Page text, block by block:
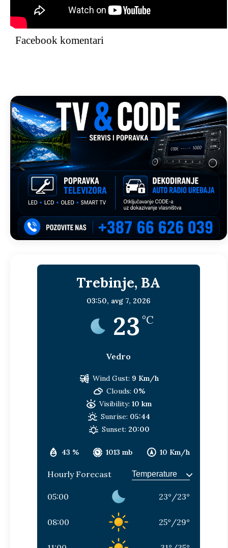
Facebook komentari
Trebinje, BA
03:50, avg 7, 2026
23 °C
Vedro
43 % 1013 mb 10 Km/h
Wind Gust: 9 Km/h
Clouds: 0%
Visibility: 10 km
Sunrise: 05:44
Sunset: 20:00
Hourly Forecast
05:00 23°/23°
08:00 25°/29°